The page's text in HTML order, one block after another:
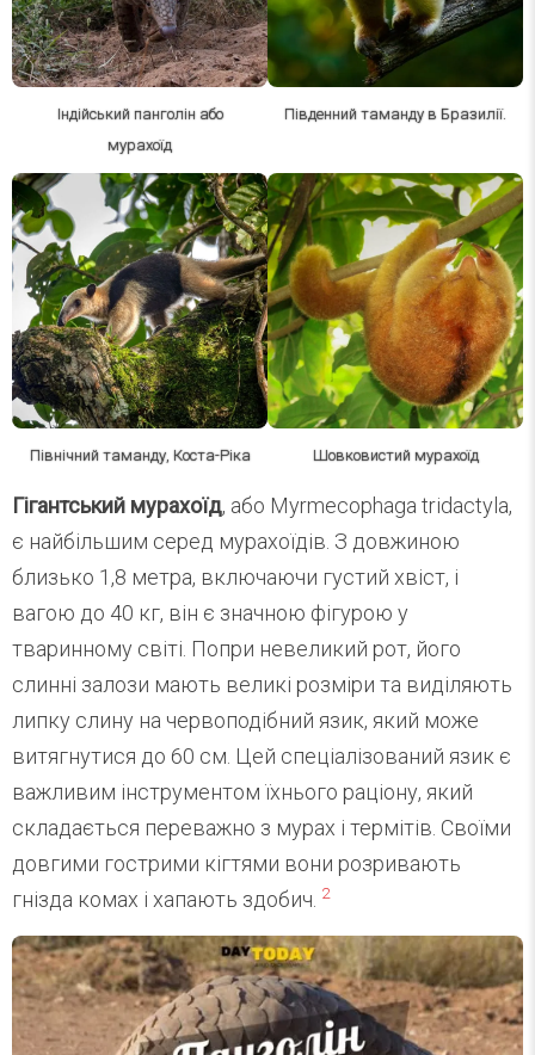
Індійський панголін або
мурахоїд
Південний таманду в Бразилії.
Північний таманду, Коста-Ріка Шовковистий мурахоїд
Гігантський мурахоїд, або Myrmecophaga tridactyla,
є найбільшим серед мурахоїдів. З довжиною
близько 1,8 метра, включаючи густий хвіст, і
вагою до 40 кг, він є значною фігурою у
тваринному світі. Попри невеликий рот, його
слинні залози мають великі розміри та виділяють
липку слину на червоподібний язик, який може
витягнутися до 60 см. Цей спеціалізований язик є
важливим інструментом їхнього раціону, який
складається переважно з мурах і термітів. Своїми
довгими гострими кігтями вони розривають
гнізда комах і хапають здобич. 2